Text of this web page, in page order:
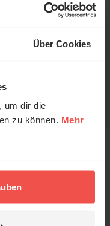
Über Cookies
um dir die
zu können. Mehr
Sie beim